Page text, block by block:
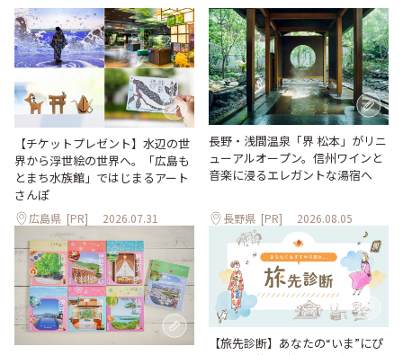
【チケットプレゼント】水辺の世
界から浮世絵の世界へ。「広島も
とまち水族館」ではじまるアート
さんぽ
広島県 [PR] 2026.07.31
長野・浅間温泉「界 松本」がリニ
ューアルオープン。信州ワインと
音楽に浸るエレガントな湯宿へ
長野県 [PR] 2026.08.05
【旅先診断】あなたの“いま”にぴ